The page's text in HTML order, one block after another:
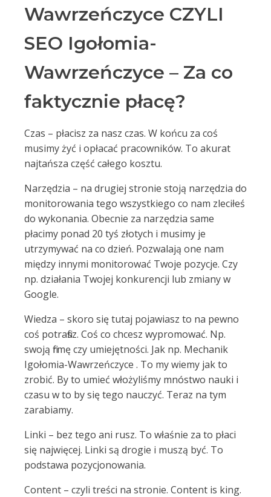
Wawrzeńczyce CZYLI
SEO Igołomia-
Wawrzeńczyce – Za co
faktycznie płacę?
Czas – płacisz za nasz czas. W końcu za coś
musimy żyć i opłacać pracowników. To akurat
najtańsza część całego kosztu.
Narzędzia – na drugiej stronie stoją narzędzia do
monitorowania tego wszystkiego co nam zleciłeś
do wykonania. Obecnie za narzędzia same
płacimy ponad 20 tyś złotych i musimy je
utrzymywać na co dzień. Pozwalają one nam
między innymi monitorować Twoje pozycje. Czy
np. działania Twojej konkurencji lub zmiany w
Google.
Wiedza – skoro się tutaj pojawiasz to na pewno
coś potrafisz. Coś co chcesz wypromować. Np.
swoją firmę czy umiejętności. Jak np. Mechanik
Igołomia-Wawrzeńczyce . To my wiemy jak to
zrobić. By to umieć włożyliśmy mnóstwo nauki i
czasu w to by się tego nauczyć. Teraz na tym
zarabiamy.
Linki – bez tego ani rusz. To właśnie za to płaci
się najwięcej. Linki są drogie i muszą być. To
podstawa pozycjonowania.
Content – czyli treści na stronie. Content is king.